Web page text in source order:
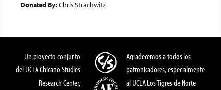
Donated By:Chris Strachwitz
Un proyecto conjunto
del UCLA Chicano Studies
Research Center,
Agradecemos a todos los
patronicadores, especialmente
al UCLA Los Tigres de Norte